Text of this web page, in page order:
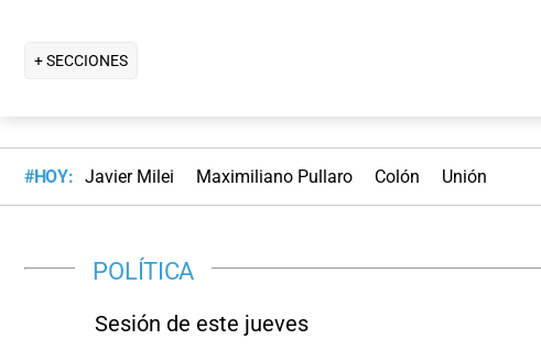
+ SECCIONES
#HOY: Javier Milei Maximiliano Pullaro Colón Unión
POLÍTICA
Sesión de este jueves